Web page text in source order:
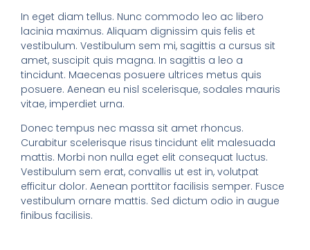
In eget diam tellus. Nunc commodo leo ac libero
lacinia maximus. Aliquam dignissim quis felis et
vestibulum. Vestibulum sem mi, sagittis a cursus sit
amet, suscipit quis magna. In sagittis a leo a
tincidunt. Maecenas posuere ultrices metus quis
posuere. Aenean eu nisl scelerisque, sodales mauris
vitae, imperdiet urna.
Donec tempus nec massa sit amet rhoncus.
Curabitur scelerisque risus tincidunt elit malesuada
mattis. Morbi non nulla eget elit consequat luctus.
Vestibulum sem erat, convallis ut est in, volutpat
efficitur dolor. Aenean porttitor facilisis semper. Fusce
vestibulum ornare mattis. Sed dictum odio in augue
finibus facilisis.